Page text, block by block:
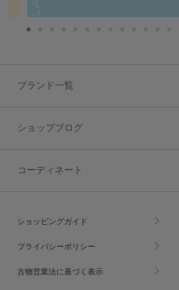
ブランド一覧
ショップブログ
コーディネート
ショッピングガイド
プライバシーポリシー
古物営業法に基づく表示